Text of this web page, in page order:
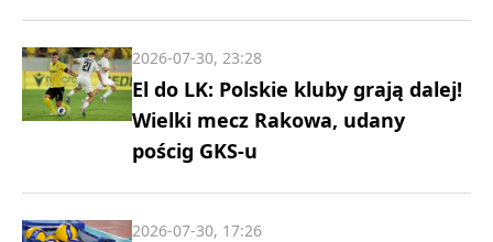
El do LK: Polskie kluby grają dalej!
Wielki mecz Rakowa, udany
pościg GKS-u
2026-07-30, 23:28
2026-07-30, 17:26